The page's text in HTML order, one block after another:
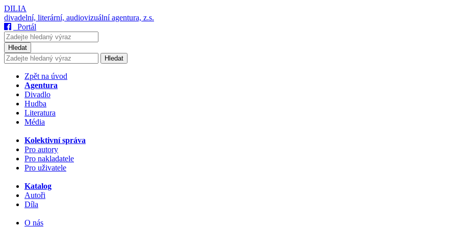
DILIA
divadelní, literární, audiovizuální agentura, z.s.
Portál
Hledat
Hledat
Zpět na úvod
Agentura
Divadlo
Hudba
Literatura
Média
Kolektivní správa
Pro autory
Pro nakladatele
Pro uživatele
Katalog
Autoři
Díla
O nás